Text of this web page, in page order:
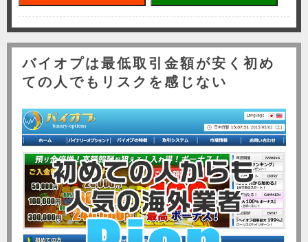
バイオプは最低取引金額が安く初め
ての人でもリスクを感じない